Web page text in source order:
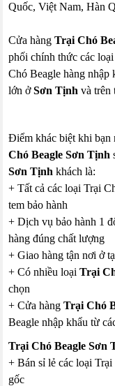
Quốc, Việt Nam, Hàn
Cửa hàngTrại Chó
phối chính thức các
Chó Beagle hàng nhập
lớn ởSơn Tịnh và trên
Điểm khác biệt khi bạn
Chó Beagle Sơn Tịnh
Sơn Tịnh khách là:
+ Tất cả các loại Trại
tem bảo hành
+ Dịch vụ bảo hành 1
hàng đúng chất lượng
+ Giao hàng tận nơi ở
+ Có nhiều loạiTrại
chọn
+ Cửa hàngTrại Chó
Beagle nhập khẩu từ
Trại Chó Beagle Sơn
+ Bán sỉ lẻ các loại
gốc